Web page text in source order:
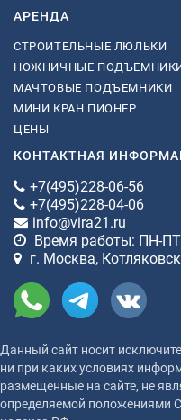
АРЕНДА
СТРОИТЕЛЬНЫЕ ЛЮЛЬКИ
НОЖНИЧНЫЕ
МАЧТОВЫЕ ПОДЪЕМНИКИ
МИНИ КРАН ПИОНЕР
ЦЕНЫ
КОНТАКТНАЯ
+7(495)228-06-56
+7(495)228-04-06
info@vira21.ru
Время работы: ПН-
г. Москва,
Данный сайт носит
ни при каких условиях
размещенные на сайте, не
определяемой положениями